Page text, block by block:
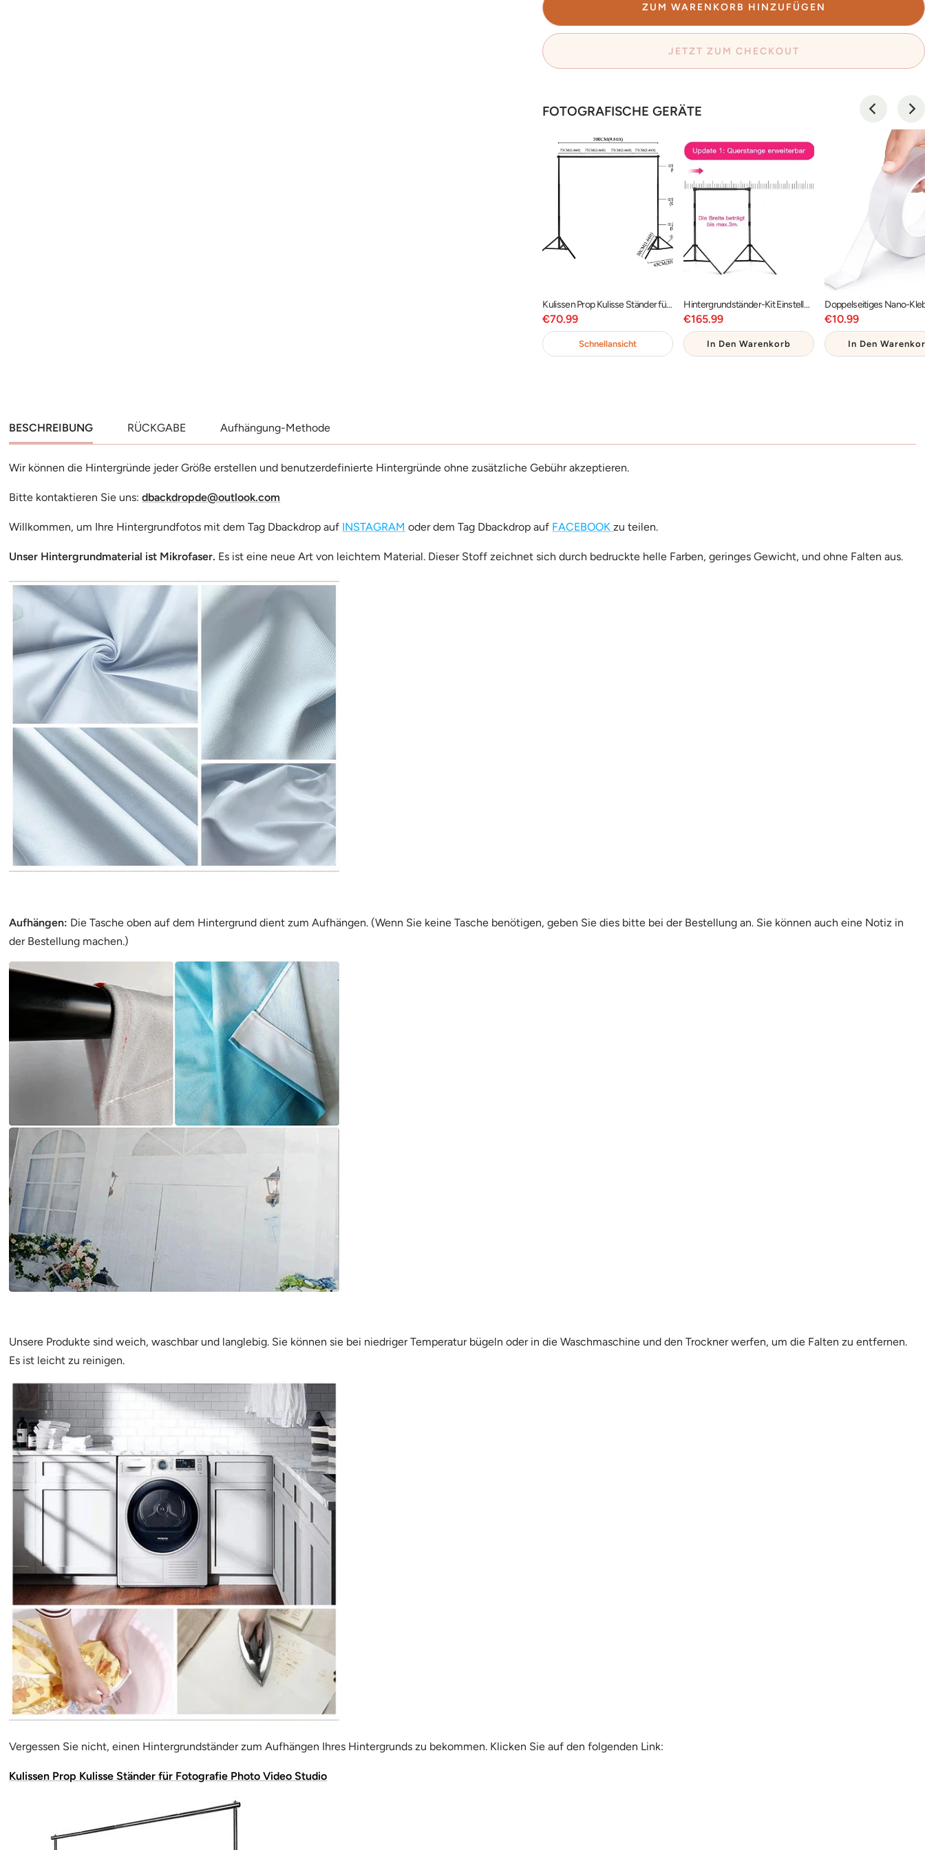
ZUM WARENKORB HINZUFÜGEN
JETZT ZUM CHECKOUT
FOTOGRAFISCHE GERÄTE
Kulissen Prop Kulisse Ständer für Fotografie Photo Video Studio PROP-RF0005
Angebotspreis
€70.99
Schnellansicht
Hintergrundständer-Kit Einstellbares Hintergrund-Stützsystem PR2
Angebotspreis
€165.99
In Den Warenkorb
€10.99
In Den
BESCHREIBUNG RÜCKGABE Aufhängung-Methode
Wir können die Hintergründe jeder Größe erstellen und benutzerdefinierte Hintergründe ohne zusätzliche Gebühr akzeptieren.
Bitte kontaktieren Sie uns:dbackdropde@outlook.com
Willkommen, um Ihre Hintergrundfotos mit dem Tag Dbackdrop auf INSTAGRAM oder dem Tag Dbackdrop auf FACEBOOK zu teilen.
Unser Hintergrundmaterial ist Mikrofaser. Es ist eine neue Art von leichtem Material. Dieser Stoff zeichnet sich durch bedruckte helle Farben, geringes Gewicht, und ohne Falten aus.
Aufhängen: Die Tasche oben auf dem Hintergrund dient zum Aufhängen. (Wenn Sie keine Tasche benötigen, geben Sie dies bitte bei der Bestellung an. Sie können auch eine Notiz in
der Bestellung machen.)
Unsere Produkte sind weich, waschbar und langlebig. Sie können sie bei niedriger Temperatur bügeln oder in die Waschmaschine und den Trockner werfen, um die Falten zu entfernen.
Es ist leicht zu reinigen.
Vergessen Sie nicht, einen Hintergrundständer zum Aufhängen Ihres Hintergrunds zu bekommen. Klicken Sie auf den folgenden Link:
Kulissen Prop Kulisse Ständer für Fotografie Photo Video Studio